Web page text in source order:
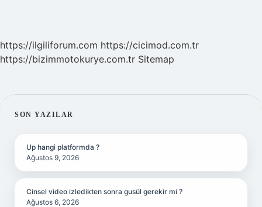
https://ilgiliforum.com https://cicimod.com.tr
https://bizimmotokurye.com.tr Sitemap
SIDEBAR
SON YAZILAR
Up hangi platformda ?
Ağustos 9, 2026
Cinsel video izledikten sonra gusül gerekir mi ?
Ağustos 6, 2026